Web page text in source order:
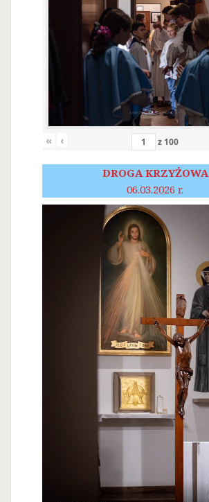
« ‹ z 100
DROGA KRZYŻOWA
06.03.2026 r.